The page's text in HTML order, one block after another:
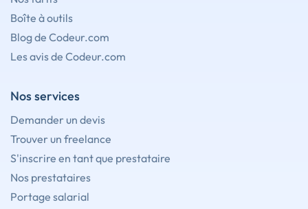
Boîte à outils
Blog de Codeur.com
Les avis de Codeur.com
Nos services
Demander un devis
Trouver un freelance
S'inscrire en tant que prestataire
Nos prestataires
Portage salarial